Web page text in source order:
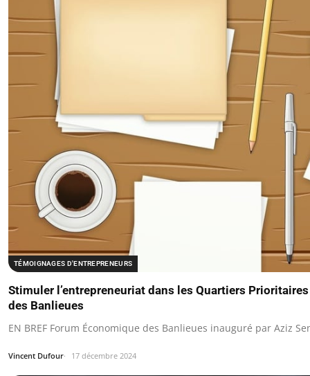
TÉMOIGNAGES D'ENTREPRENEURS
Stimuler l’entrepreneuriat dans les Quartiers
des Banlieues
EN BREF Forum Économique des Banlieues inauguré par Aziz
Vincent Dufour 17 décembre 2024